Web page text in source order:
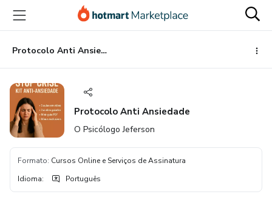
para
conteúdo
principal
para
pagamento
para
rodapé
Protocolo Anti Ansiedade
Protocolo Anti Ansiedade
O Psicólogo Jeferson
Formato: Cursos Online e Serviços de Assinatura
Idioma: Português